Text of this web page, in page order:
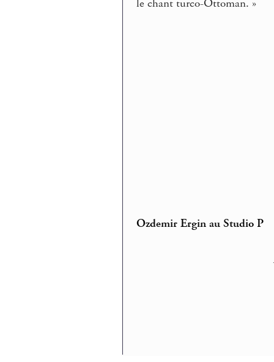
le chant turco-Ottoman. »
Ozdemir Ergin au Studio P